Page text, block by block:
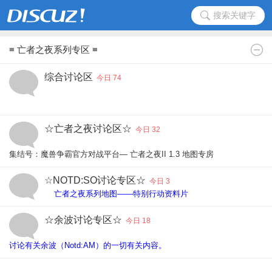
搜索关键字
≡ 亡者之夜系列专区 ≡
综合讨论区 今日 74
☆☆☆点击下载亡者之夜：末冬地图☆☆☆
☆亡者之夜讨论区☆ 今日 32
集结号：魔兽争霸官方对战平台— 亡者之夜II 1.3 地图专房
点击下载1.3纪念版Night of the Dead II v1.3 special
☆NOTD:SO讨论专区☆ 今日 3
亡者之夜系列地图——特别行动资料片
集结号：魔兽争霸官方对战平—特别行动地图专房,玩家QQ群：424925760,要找队伍和玩家群这里有火热激情的粉.具体游玩地址查找方式-- 登录平台以后: RPG专区-游戏大厅-搜索亡者之夜特别行动.当前平台内置SO版本V1.12K
☆余波讨论专区☆ 今日 18
讨论有关余波（Notd:AM）的一切有关内容。